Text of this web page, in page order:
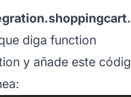
diga function
y añade este